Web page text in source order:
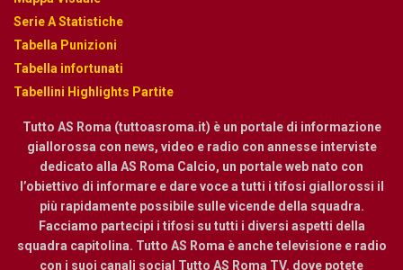
Serie A Statistiche
Tabella Punizioni
Tabella infortunati
Tabellini Highlights Partite
Tutto AS Roma (tuttoasroma.it) è un portale di informazione
giallorossa con news, video e radio con annesse interviste
dedicato alla AS Roma Calcio, un portale web nato con
l’obiettivo di informare e dare voce a tutti i tifosi giallorossi il
più rapidamente possibile sulle vicende della squadra.
Facciamo partecipi i tifosi su tutti i diversi aspetti della
squadra capitolina. Tutto AS Roma è anche televisione e radio
con i suoi canali social Tutto AS Roma TV. dove potete